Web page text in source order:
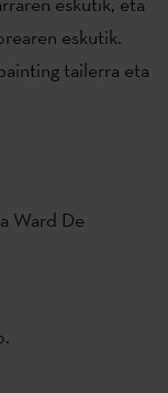
eskutik.
tailerra eta
Ward De